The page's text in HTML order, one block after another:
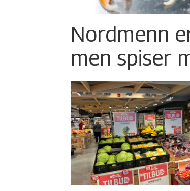
Nordmenn
men spiser